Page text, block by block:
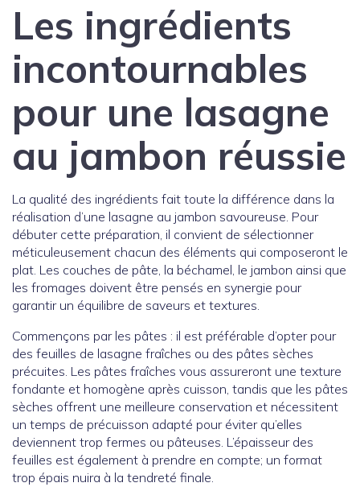
Les ingrédients
incontournables
pour une lasagne
au jambon réussie
La qualité des ingrédients fait toute la différence dans la
réalisation d’une lasagne au jambon savoureuse. Pour
débuter cette préparation, il convient de sélectionner
méticuleusement chacun des éléments qui composeront le
plat. Les couches de pâte, la béchamel, le jambon ainsi que
les fromages doivent être pensés en synergie pour
garantir un équilibre de saveurs et textures.
Commençons par les pâtes : il est préférable d’opter pour
des feuilles de lasagne fraîches ou des pâtes sèches
précuites. Les pâtes fraîches vous assureront une texture
fondante et homogène après cuisson, tandis que les pâtes
sèches offrent une meilleure conservation et nécessitent
un temps de précuisson adapté pour éviter qu’elles
deviennent trop fermes ou pâteuses. L’épaisseur des
feuilles est également à prendre en compte; un format
trop épais nuira à la tendreté finale.